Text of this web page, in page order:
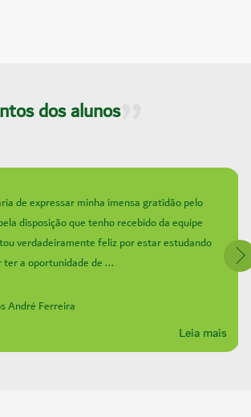
dos alunos
de expressar minha imensa gratidão pelo
disposição que tenho recebido da equipe
verdadeiramente feliz por estar estudando
ter a oportunidade de ...
Leia mais
André Ferreira